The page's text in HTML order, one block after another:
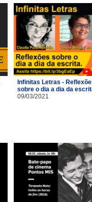
Infinitas Letras -
sobre o dia a dia da
09/03/2021